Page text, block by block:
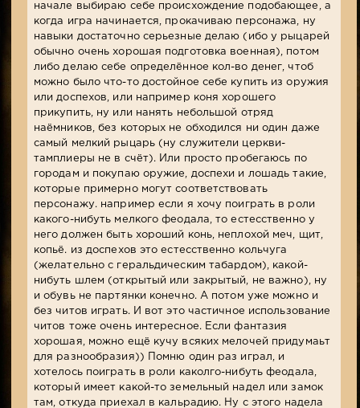
начале выбираю себе происхождение подобающее, а
когда игра начинается, прокачиваю персонажа, ну
навыки достаточно серьезные делаю (ибо у рыцарей
обычно очень хорошая подготовка военная), потом
либо делаю себе определённое кол-во денег, чтоб
можно было что-то достойное себе купить из оружия
или доспехов, или например коня хорошего
прикупить, ну или нанять небольшой отряд
наёмников, без которых не обходился ни один даже
самый мелкий рыцарь (ну служители церкви-
тамплиеры не в счёт). Или просто пробегаюсь по
городам и покупаю оружие, доспехи и лошадь такие,
которые примерно могут соответствовать
персонажу. например если я хочу поиграть в роли
какого-нибуть мелкого феодала, то естесственно у
него должен быть хороший конь, неплохой меч, щит,
копьё. из доспехов это естесственно кольчуга
(желательно с геральдическим табардом), какой-
нибуть шлем (открытый или закрытый, не важно), ну
и обувь не партянки конечно. А потом уже можно и
без читов играть. И вот это частичное использование
читов тоже очень интересное. Если фантазия
хорошая, можно ещё кучу всяких мелочей придумаьт
для разнообразия)) Помню один раз играл, и
хотелось поиграть в роли каколго-нибуть феодала,
который имеет какой-то земельный надел или замок
там, откуда приехал в кальрадию. Ну с этого надела